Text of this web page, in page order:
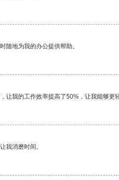
随地为我的办公提供帮助。
让我的工作效率提高了50%，让我能够更
我消磨时间。